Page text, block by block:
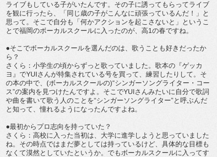
ライブもしている子がいたんです。その子に誘ってもらってライブ
を観に行ったら、「同じ歳の子がこんなに頑張っているんだ！」と
思って。そこで自分も「何かアクションを起こさないと」というこ
とで福岡のボーカルスクールに入ったのが、高1の春ですね。
●そこでボーカルスクールを選んだのは、歌うことも好きだったか
ら？
さくら：小学生の頃からずっと歌っていました。歌本の『ゲッカ
ヨ』でYUIさんが特集されている号を買って、練習したりして。そ
の本の中で、(ボーカルスクールの)“シンガーソングライター・コー
ス”の案内を見つけたんですよ。そこでYUIさんみたいに自分で歌詞
や曲を書いて歌う人のことを“シンガーソングライター”と呼ぶんだ
と知って、憧れるようになったんですよね。
●最初からプロ志向を持っていた？
さくら：高校に入った当初は、大学に進学しようと思っていました
ね。その時点ではまだ夢としては持っているけど、具体的な目標も
なくて漠然としていたというか。でもボーカルスクールに入ってす